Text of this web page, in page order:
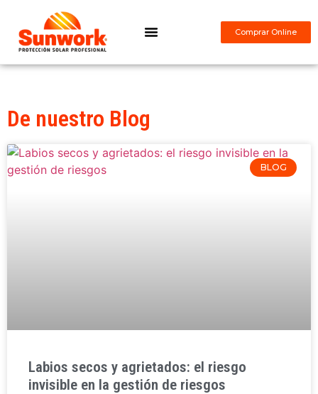
Comprar Online
De nuestro Blog
BLOG
Labios secos y agrietados: el riesgo
invisible en la gestión de riesgos